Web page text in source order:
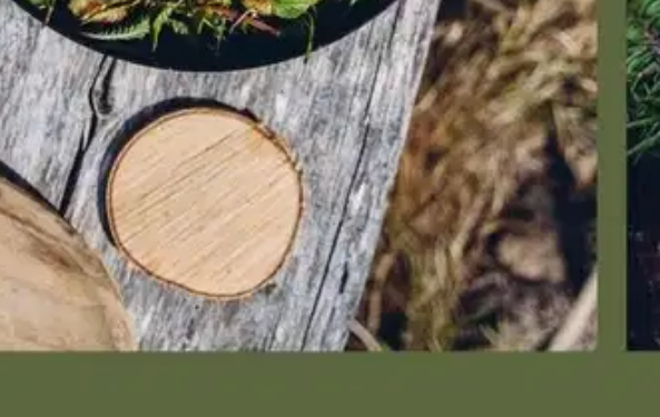
astetta villimmät eväät. Monipuolinen reseptikattaus on selkeän kasvispainotteinen, ja
ja säilöntää. Poimi mukaasi ideoita ja inspiraatiota villiruoan ainutlaatuisista mauista
Villiyrtit antavat aromia pyttipannuun, pastaan, lettuihin ja salaattiin - tai makusiirappiin.
herkullisiksi ja helpoiksi retkiaterioiksi, jotka ovat omiaan erityisesti päiväretkille ja
nuotiolla tekijöiden seurassa. Kasvisruokavaikuttaja Saara Atula sekä eräopas ja kokki
luonnonantimien keräilyyn sekä uusien ruokaelämysten luomiseen.